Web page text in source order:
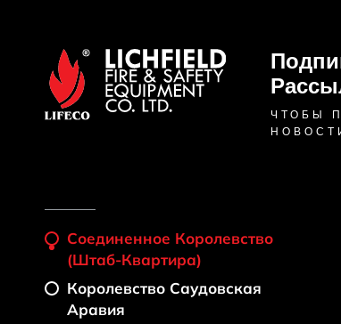
ЧТОБЫ
Соединенное Королевство
(штаб-Квартира)
Королевство Саудовская
Аравия